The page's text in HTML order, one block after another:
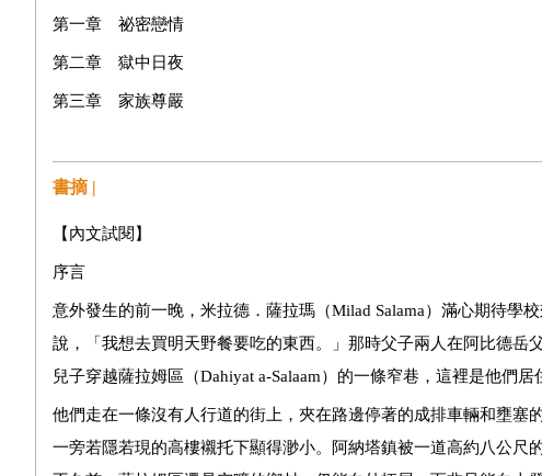
第一章 祕密戀情
第二章 獄中日夜
第三章 家族尊嚴
第五章 藍色身分證
第七章 死亡道路
第八章 海法城
第九章 返鄉人士
第十章 丟石頭的孩子
書摘 |
【內文試閱】
序言
意外發生的前一晚，米拉德．薩拉瑪（Milad Salama）滿心期待學
說，「我想去買明天野餐要吃的東西。」那時父子兩人在阿比德
兒子穿越薩拉姆區（Dahiyat a-Salaam）的一條窄巷，這裡是他們居
他們走在一條沒有人行道的街上，夾在路邊停著的成排車輛和壅
一旁若隱若現的高樓襯托下顯得渺小。阿納塔鎮被一道高約八公